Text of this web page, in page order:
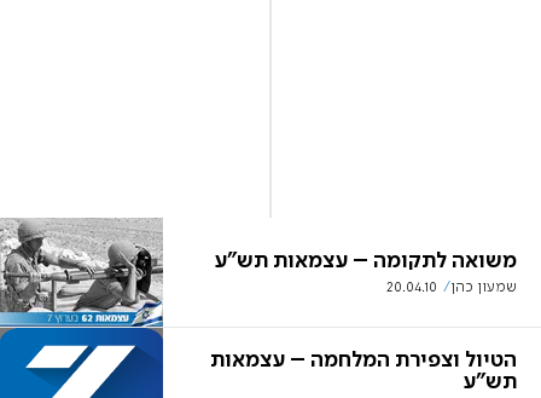
משואה לתקומה – עצמאות תש"ע
שמעון כהן 20.04.10
הטיול וצפירת המלחמה – עצמאות
תש"ע